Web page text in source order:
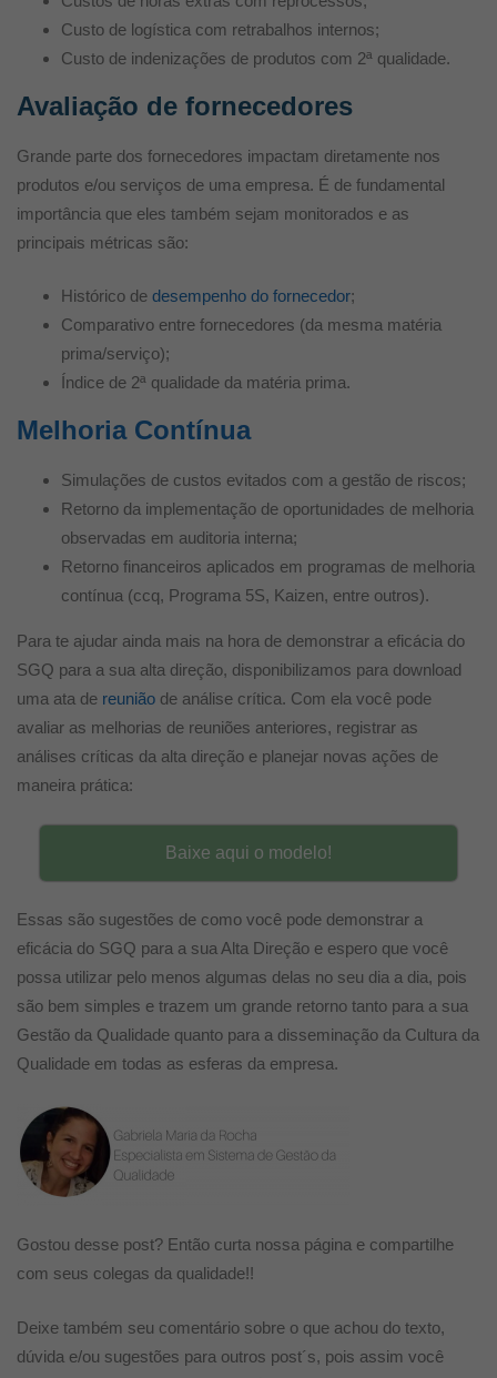
Custo de logística com retrabalhos internos;
Custo de indenizações de produtos com 2ª qualidade.
Avaliação de fornecedores
Grande parte dos fornecedores impactam diretamente nos
produtos e/ou serviços de uma empresa. É de fundamental
importância que eles também sejam monitorados e as
principais métricas são:
Histórico de desempenho do fornecedor;
Comparativo entre fornecedores (da mesma matéria
prima/serviço);
Índice de 2ª qualidade da matéria prima.
Melhoria Contínua
Simulações de custos evitados com a gestão de riscos;
Retorno da implementação de oportunidades de melhoria
observadas em auditoria interna;
Retorno financeiros aplicados em programas de melhoria
contínua (ccq, Programa 5S, Kaizen, entre outros).
Para te ajudar ainda mais na hora de demonstrar a eficácia do
SGQ para a sua alta direção, disponibilizamos para download
uma ata de reunião de análise crítica. Com ela você pode
avaliar as melhorias de reuniões anteriores, registrar as
análises críticas da alta direção e planejar novas ações de
maneira prática:
Baixe aqui o modelo!
Essas são sugestões de como você pode demonstrar a
eficácia do SGQ para a sua Alta Direção e espero que você
possa utilizar pelo menos algumas delas no seu dia a dia, pois
são bem simples e trazem um grande retorno tanto para a sua
Gestão da Qualidade quanto para a disseminação da Cultura da
Qualidade em todas as esferas da empresa.
Gostou desse post? Então curta nossa página e compartilhe
com seus colegas da qualidade!!
Deixe também seu comentário sobre o que achou do texto,
dúvida e/ou sugestões para outros post´s, pois assim você